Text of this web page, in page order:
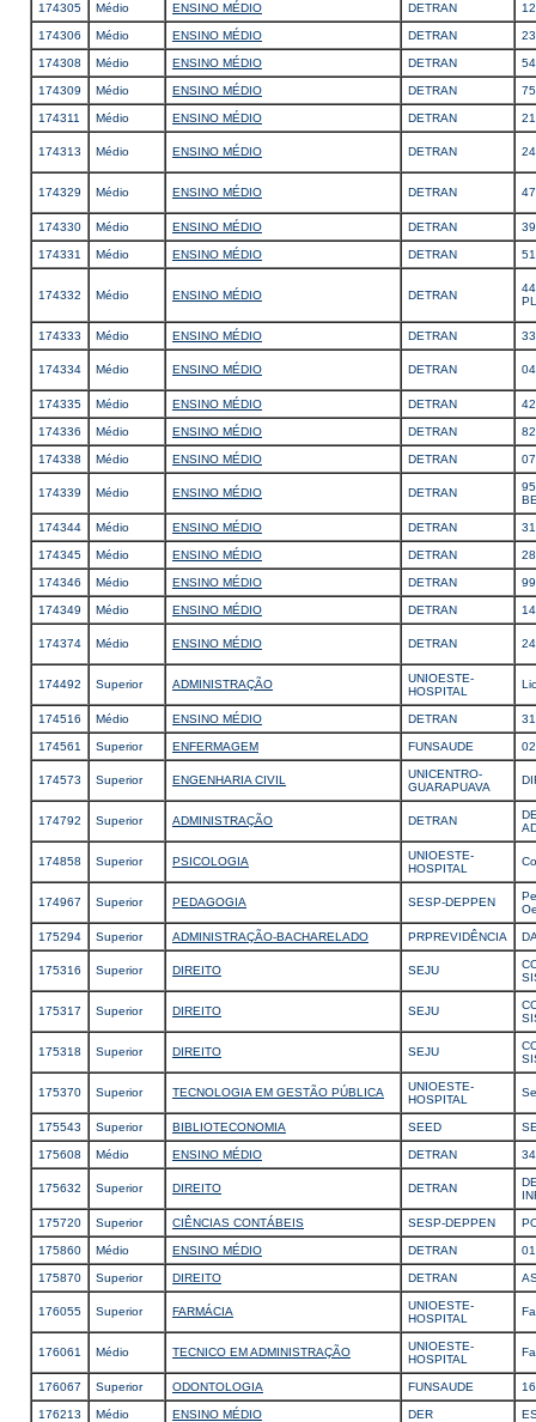
174305 Médio ENSINO MÉDIO DETRAN
174306 Médio ENSINO MÉDIO DETRAN
174308 Médio ENSINO MÉDIO DETRAN
174309 Médio ENSINO MÉDIO DETRAN
174311 Médio ENSINO MÉDIO DETRAN
174313 Médio ENSINO MÉDIO DETRAN
174329 Médio ENSINO MÉDIO DETRAN
174330 Médio ENSINO MÉDIO DETRAN
174331 Médio ENSINO MÉDIO DETRAN
174332 Médio ENSINO MÉDIO DETRAN
174333 Médio ENSINO MÉDIO DETRAN
174334 Médio ENSINO MÉDIO DETRAN
174335 Médio ENSINO MÉDIO DETRAN
174336 Médio ENSINO MÉDIO DETRAN
174338 Médio ENSINO MÉDIO DETRAN
174339 Médio ENSINO MÉDIO DETRAN
174344 Médio ENSINO MÉDIO DETRAN
174345 Médio ENSINO MÉDIO DETRAN
174346 Médio ENSINO MÉDIO DETRAN
174349 Médio ENSINO MÉDIO DETRAN
174374 Médio ENSINO MÉDIO DETRAN
174492 Superior ADMINISTRAÇÃO
UNIOESTE-
HOSPITAL
174516 Médio ENSINO MÉDIO DETRAN
174561 Superior ENFERMAGEM FUNSAUDE
174573 Superior ENGENHARIA CIVIL
UNICENTRO-
GUARAPUAVA
174792 Superior ADMINISTRAÇÃO DETRAN
174858 Superior PSICOLOGIA
UNIOESTE-
HOSPITAL
174967 Superior PEDAGOGIA SESP-DEPPEN
175294 Superior ADMINISTRAÇÃO-BACHARELADO PRPREVIDÊNCIA
175316 Superior DIREITO SEJU
175317 Superior DIREITO SEJU
175318 Superior DIREITO SEJU
175370 Superior TECNOLOGIA EM GESTÃO PÚBLICA
UNIOESTE-
HOSPITAL
175543 Superior BIBLIOTECONOMIA SEED
175608 Médio ENSINO MÉDIO DETRAN
175632 Superior DIREITO DETRAN
175720 Superior CIÊNCIAS CONTÁBEIS SESP-DEPPEN
175860 Médio ENSINO MÉDIO DETRAN
175870 Superior DIREITO DETRAN
176055 Superior FARMÁCIA
UNIOESTE-
HOSPITAL
176061 Médio TECNICO EM ADMINISTRAÇÃO
UNIOESTE-
HOSPITAL
176067 Superior ODONTOLOGIA FUNSAUDE
176213 Médio ENSINO MÉDIO DER